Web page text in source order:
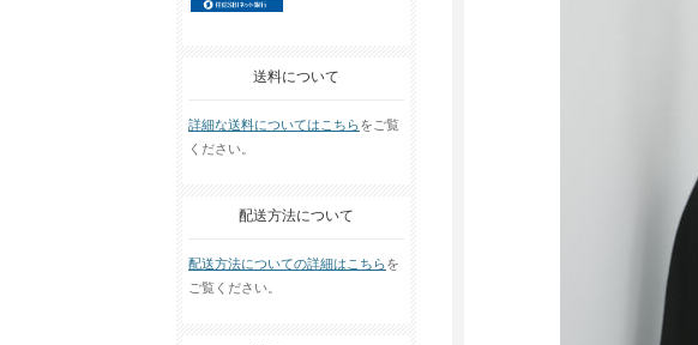
送料について
詳細な送料についてはこちらをご覧
ください。
配送方法について
配送方法についての詳細はこちらを
ご覧ください。